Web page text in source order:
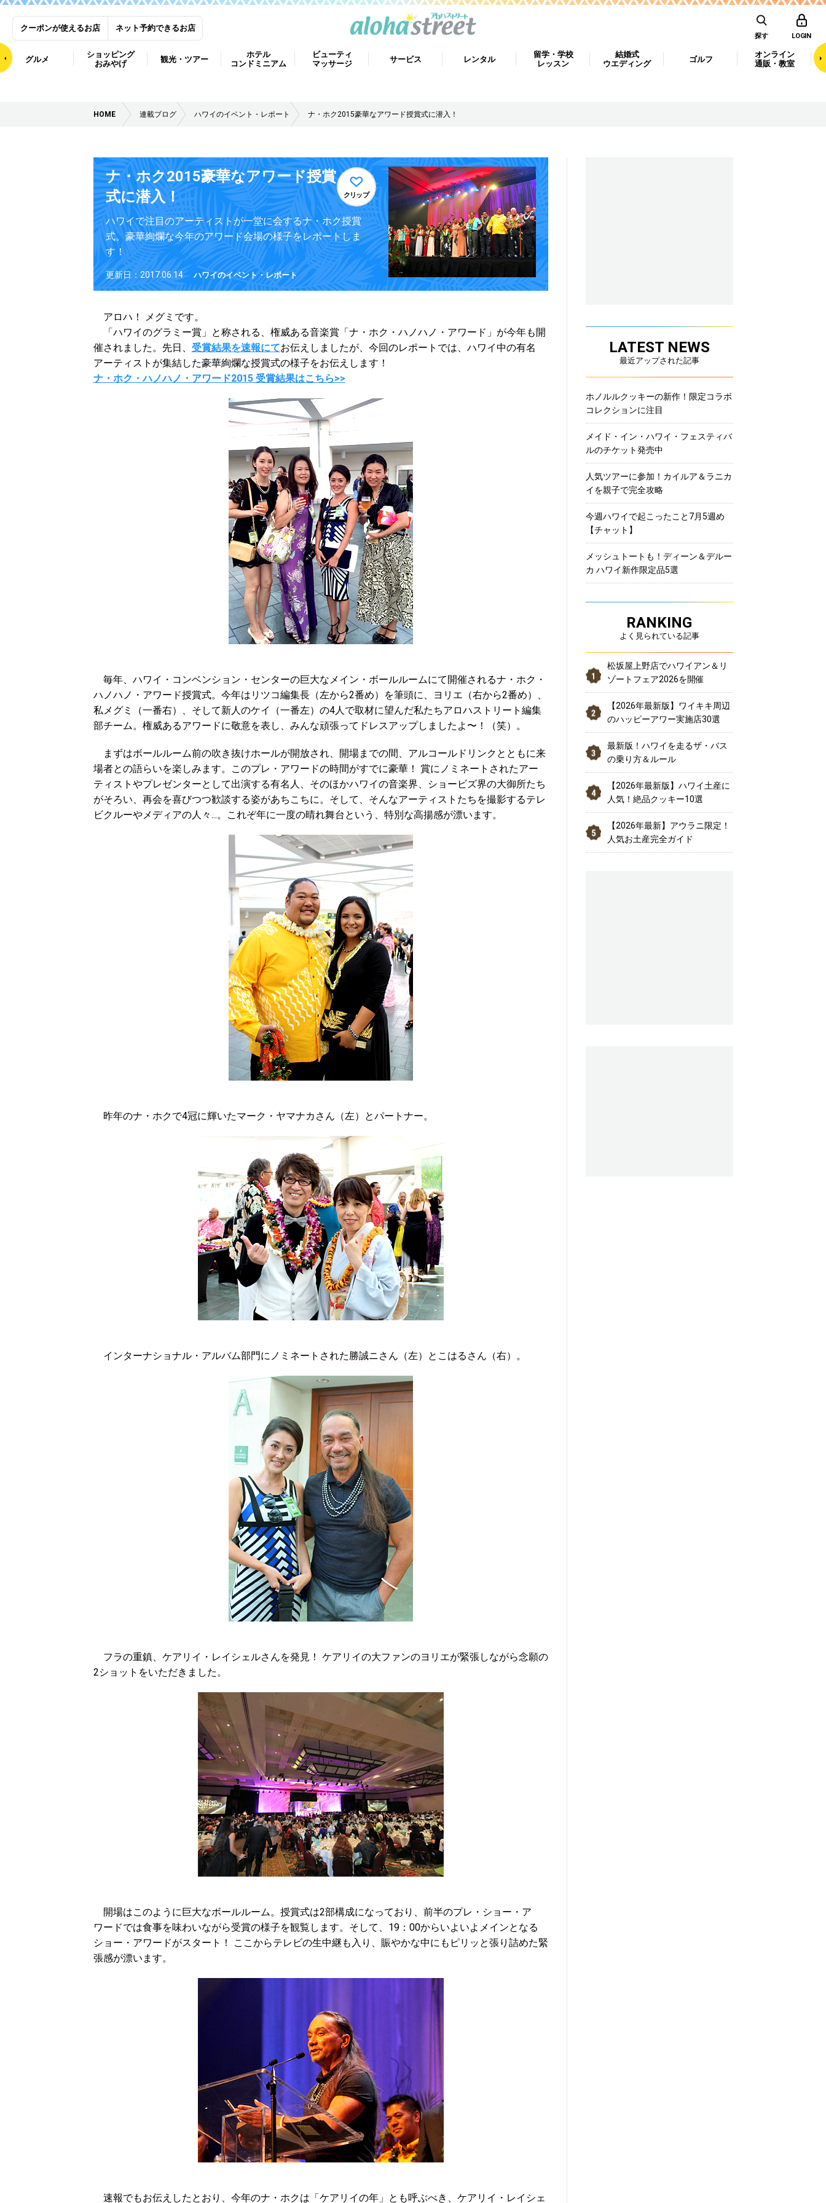
クーポンが使えるお店 ネット予約できるお店
探す LOGIN
グルメ
ショッピング
おみやげ
観光・ツアー
ホテル
コンドミニアム
ビューティ
マッサージ
サービス レンタル
留学・学校
レッスン
結婚式
ウエディング
ゴルフ
オンライン
通販・教室
HOME 連載ブログ ハワイのイベント・レポート ナ・ホク2015豪華なアワード授賞式に潜入！
ナ・ホク2015豪華なアワード授賞
式に潜入！
クリップ
ハワイで注目のアーティストが一堂に会するナ・ホク授賞
式。豪華絢爛な今年のアワード会場の様子をレポートしま
す！
更新日：2017.06.14 ハワイのイベント・レポート
アロハ！ メグミです。
「ハワイのグラミー賞」と称される、権威ある音楽賞「ナ・ホク・ハノハノ・アワード」が今年も開
催されました。先日、 受賞結果を速報にてお伝えしましたが、今回のレポートでは、ハワイ中の有名
アーティストが集結した豪華絢爛な授賞式の様子をお伝えします！
ナ・ホク・ハノハノ・アワード2015 受賞結果はこちら>>
毎年、ハワイ・コンベンション・センターの巨大なメイン・ボールルームにて開催されるナ・ホク・
ハノハノ・アワード授賞式。今年はリツコ編集長（左から2番め）を筆頭に、ヨリエ（右から2番め）、
私メグミ（一番右）、そして新人のケイ（一番左）の4人で取材に望んだ私たちアロハストリート編集
部チーム。権威あるアワードに敬意を表し、みんな頑張ってドレスアップしましたよ〜！（笑）。
まずはボールルーム前の吹き抜けホールが開放され、開場までの間、アルコールドリンクとともに来
場者との語らいを楽しみます。このプレ・アワードの時間がすでに豪華！ 賞にノミネートされたアー
ティストやプレゼンターとして出演する有名人、そのほかハワイの音楽界、ショービズ界の大御所たち
がそろい、再会を喜びつつ歓談する姿があちこちに。そして、そんなアーティストたちを撮影するテレ
ビクルーやメディアの人々...。これぞ年に一度の晴れ舞台という、特別な高揚感が漂います。
昨年のナ・ホクで4冠に輝いたマーク・ヤマナカさん（左）とパートナー。
インターナショナル・アルバム部門にノミネートされた勝誠ニさん（左）とこはるさん（右）。
フラの重鎮、ケアリイ・レイシェルさんを発見！ ケアリイの大ファンのヨリエが緊張しながら念願の
2ショットをいただきました。
開場はこのように巨大なボールルーム。授賞式は2部構成になっており、前半のプレ・ショー・ア
ワードでは食事を味わいながら受賞の様子を観覧します。そして、19：00からいよいよメインとなる
ショー・アワードがスタート！ ここからテレビの生中継も入り、賑やかな中にもピリッと張り詰めた緊
張感が漂います。
速報でもお伝えしたとおり、今年のナ・ホクは「ケアリイの年」とも呼ぶべき、ケアリイ・レイシェ
LATEST NEWS
最近アップされた記事
ホノルルクッキーの新作！限定コラボ
コレクションに注目
メイド・イン・ハワイ・フェスティバ
ルのチケット発売中
人気ツアーに参加！カイルア＆ラニカ
イを親子で完全攻略
今週ハワイで起こったこと7月5週め
【チャット】
メッシュトートも！ディーン＆デルー
カ ハワイ新作限定品5選
RANKING
よく見られている記事
松坂屋上野店でハワイアン＆リ
ゾートフェア2026を開催
【2026年最新版】ワイキキ周辺
のハッピーアワー実施店30選
最新版！ハワイを走るザ・バス
の乗り方＆ルール
【2026年最新版】ハワイ土産に
人気！絶品クッキー10選
【2026年最新】アウラニ限定！
人気お土産完全ガイド